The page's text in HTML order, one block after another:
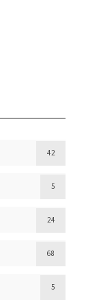
42
5
24
68
5